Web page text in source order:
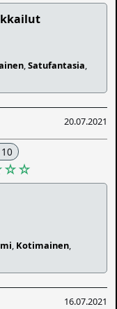
,Satufantasia,
20.07.2021
☆☆
, Kotimainen,
16.07.2021